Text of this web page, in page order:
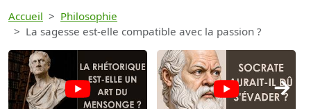
Accueil
Philosophie
La sagesse est-elle compatible avec la passion ?
→